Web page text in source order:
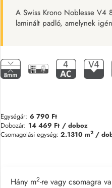
A Swiss Krono Noblesse V4
laminált padló, amelynek
Egységár: 6 790 Ft
Dobozár: 14 469 Ft / doboz
Csomagolási egység:2.1310 m2 /
Hány m2-re vagy csomagra